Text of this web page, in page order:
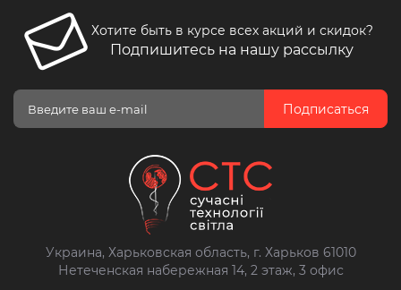
Хотите быть в курсе всех акций и скидок?
Подпишитесь на нашу рассылку
Подписаться
Украина, Харьковская область, г. Харьков 61010
Нетеченская набережная 14, 2 этаж, 3 офис